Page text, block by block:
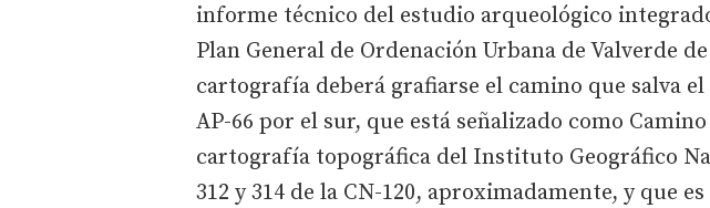
informe técnico del estudio arqueológico
Plan General de Ordenación Urbana de Valverde
cartografía deberá grafiarse el camino que salva
AP-66 por el sur, que está señalizado como
cartografía topográfica del Instituto Geográfico
312 y 314 de la CN-120, aproximadamente, y que